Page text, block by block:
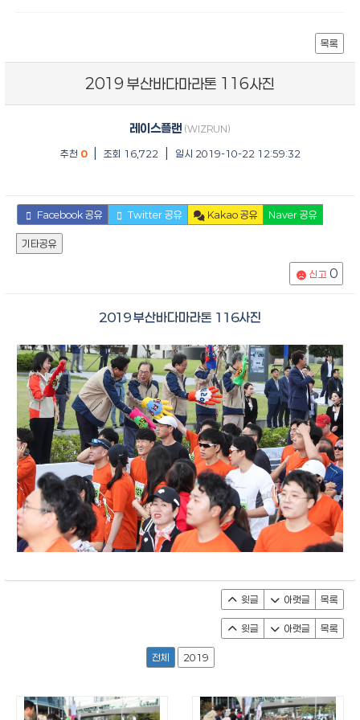
목록
2019 부산바다마라톤 116사진
레이스플랜 (WIZRUN)
추천 0 조회 16,722 일시 2019-10-22 12:59:32
Facebook 공유 Twitter 공유 Kakao 공유 Naver 공유
기타공유
신고 0
2019 부산바다마라톤 116사진
윗글 아랫글 목록
윗글 아랫글 목록
전체 2019